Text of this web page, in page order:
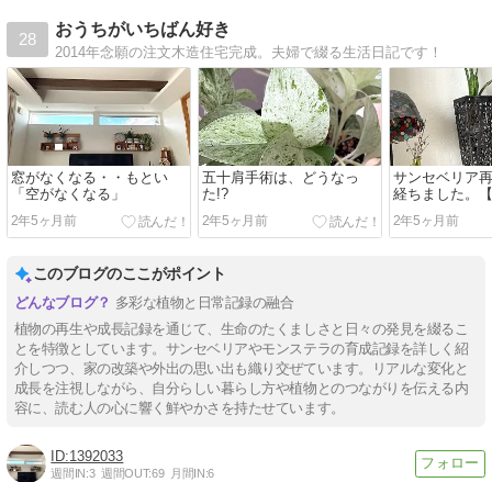
28
おうちがいちばん好き
2014年念願の注文木造住宅完成。夫婦で綴る生活日記です！
窓がなくなる・・もとい
「空がなくなる」
2年5ヶ月前
五十肩手術は、どうなっ
た!?
2年5ヶ月前
サンセベリア
経ちました。
しの成長記録】
2年5ヶ月前
このブログのここがポイント
多彩な植物と日常記録の融合
植物の再生や成長記録を通じて、生命のたくましさと日々の発見を綴るこ
とを特徴としています。サンセベリアやモンステラの育成記録を詳しく紹
介しつつ、家の改築や外出の思い出も織り交ぜています。リアルな変化と
成長を注視しながら、自分らしい暮らし方や植物とのつながりを伝える内
容に、読む人の心に響く鮮やかさを持たせています。
1392033
週間IN:3 週間OUT:69 月間IN:6